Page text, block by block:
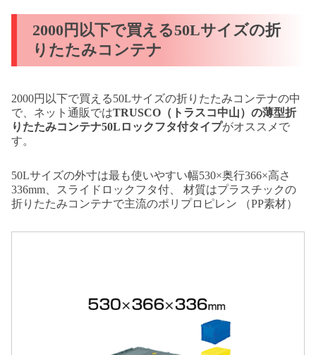
2000円以下で買える50Lサイズの折
りたたみコンテナ
2000円以下で買える50Lサイズの折りたたみコンテナの中
で、ネット通販ではTRUSCO（トラスコ中山）の薄型折
りたたみコンテナ50Lロックフタ付タイプがオススメで
す。
50Lサイズの外寸は最も使いやすい幅530×奥行366×高さ
336mm、スライドロックフタ付、 材質はプラスチックの
折りたたみコンテナで主流のポリプロピレン （PP素材）